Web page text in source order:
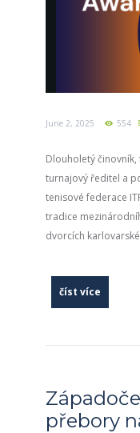
June 2, 2025 554
Dlouholetý činovník,
turnajový ředitel a
tenisové federace
tradice
dvorcích
číst více
přebory